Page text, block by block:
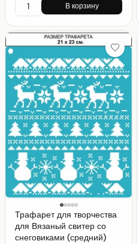
В корзину
Трафарет для творчества
для Вязаный свитер со
снеговиками (средний)